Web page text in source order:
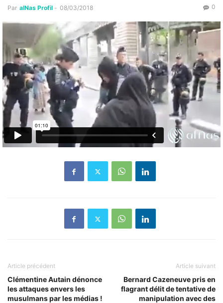
Par alNas Profil - 08/03/2018 0
Article précédent
Clémentine Autain dénonce
les attaques envers les
musulmans par les médias !
Article suivant
Bernard Cazeneuve pris en
flagrant délit de tentative de
manipulation avec des